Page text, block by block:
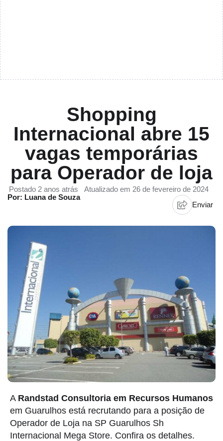
Shopping
Internacional abre 15
vagas temporárias
para Operador de loja
Postado 2 anos atrás
Atualizado em 26 de fevereiro de 2024
Por: Luana de Souza
Enviar
A Randstad Consultoria em Recursos Humanos
em Guarulhos está recrutando para a posição de
Operador de Loja na SP Guarulhos Sh
Internacional Mega Store. Confira os detalhes.